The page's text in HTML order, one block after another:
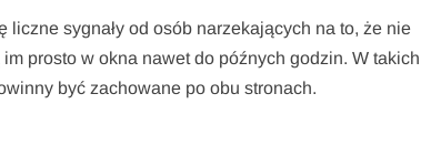
sygnały od osób narzekających na to, że nie
prosto w okna nawet do późnych godzin. W takich
być zachowane po obu stronach.